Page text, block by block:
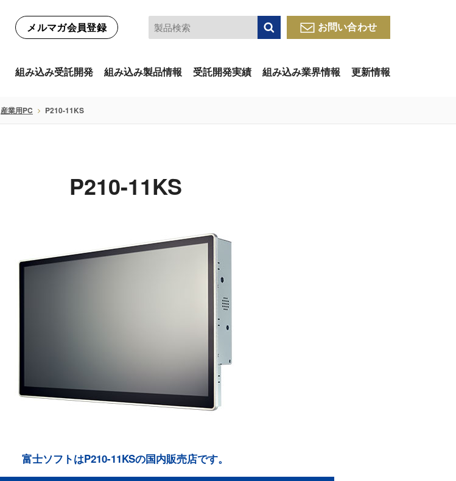
メルマガ会員登録 検索 お問い合わせ
組み込み受託開発 組み込み製品情報 受託開発実績 組み込み業界情報 更新情報
産業用PC P210-11KS
P210-11KS
富士ソフトはP210-11KSの国内販売店です。